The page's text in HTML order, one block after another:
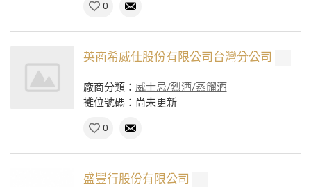
0
英商希威仕股份有限公司台灣分公司
廠商分類： 威士忌/烈酒/蒸餾酒
攤位號碼：尚未更新
0
盛豐行股份有限公司